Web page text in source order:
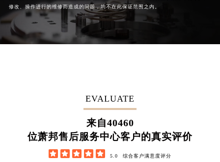
修改、操作进行的维修而造成的问题，均不在此保证范围之内。
EVALUATE
来自57790
位萧邦售后服务中心客户的真实评价
     5.0 综合客户满意度评分